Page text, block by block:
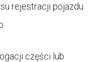
rejestracji pojazdu.
części lub